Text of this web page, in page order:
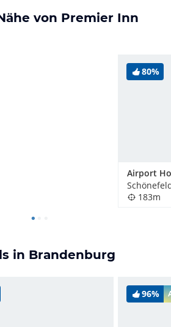
von Premier Inn
80%
183m
in Brandenburg
96%